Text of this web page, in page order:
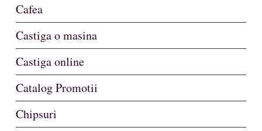
Cafea
Castiga o masina
Castiga online
Catalog Promotii
Chipsuri